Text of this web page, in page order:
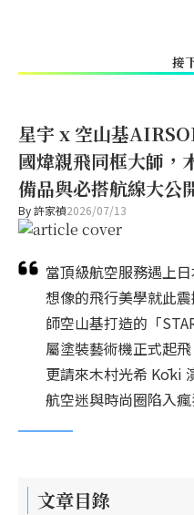
接
星宇 x 空山基
國煒親飛同框大師，
備品與必搭航線大公
By許家禎2026/07/13
當頂級航空服務遇上
想像的飛行美學就此
師空山基打造的「
屬塗裝藝術機正式起
更請來木村光希 Kōki
航空迷與時尚圈陷入瘋
文章目錄